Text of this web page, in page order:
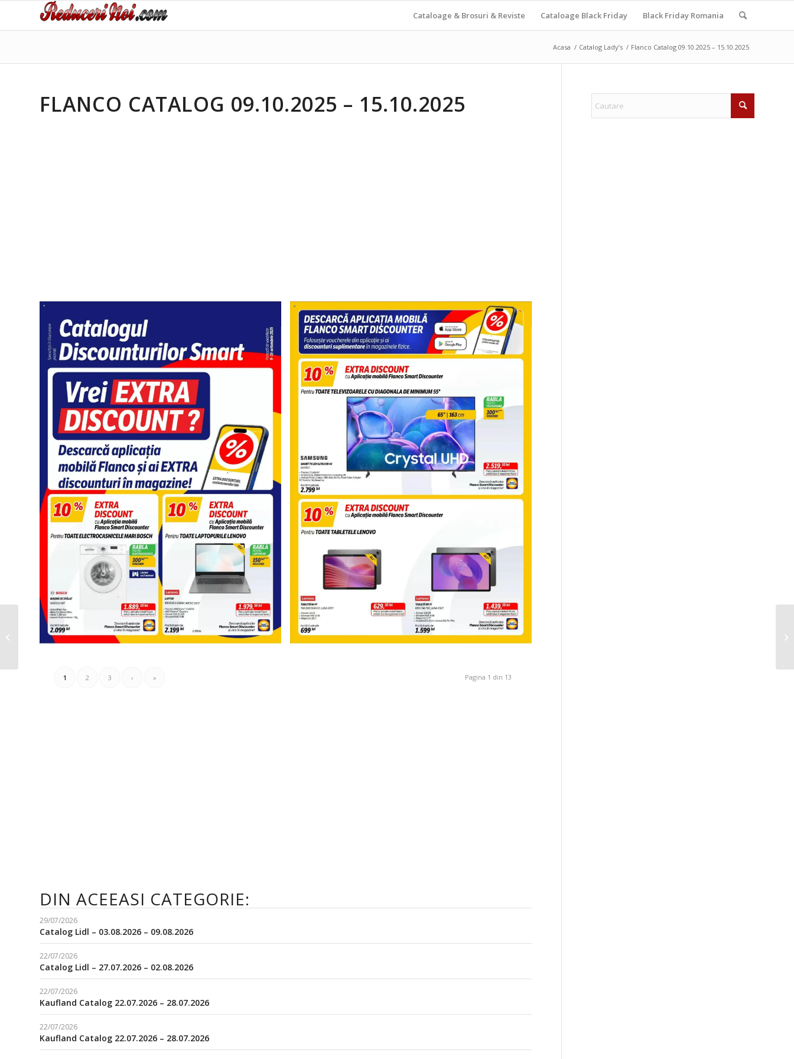
Cataloage & Brosuri & Reviste Cataloage Black Friday Black Friday Romania
Acasa / Catalog Lady’s / Flanco Catalog 09.10.2025 – 15.10.2025
FLANCO CATALOG 09.10.2025 – 15.10.2025
Pagina 1 din 13
1 2 3 › »
DIN ACEEASI CATEGORIE:
29/07/2026
Catalog Lidl – 03.08.2026 – 09.08.2026
22/07/2026
Catalog Lidl – 27.07.2026 – 02.08.2026
22/07/2026
Kaufland Catalog 22.07.2026 – 28.07.2026
22/07/2026
Kaufland Catalog 22.07.2026 – 28.07.2026
Farmasi Catalog
08.10.2025 – 21.10.2025